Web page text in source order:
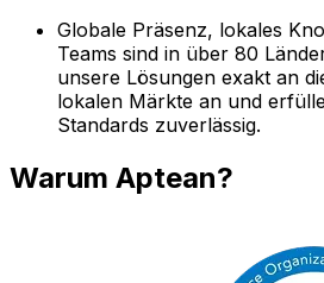
Globale Präsenz, lokales
Teams sind in über 80
unsere Lösungen exakt an
lokalen Märkte an und
Standards zuverlässig.
Warum Aptean?